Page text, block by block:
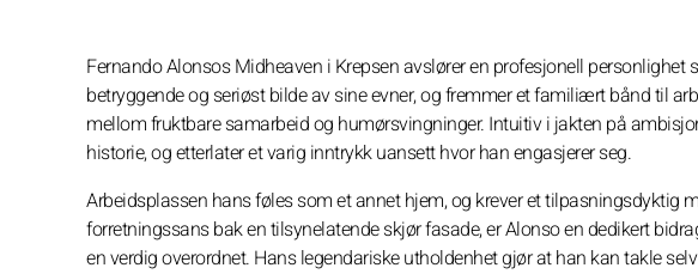
Fernando Alonsos Midheaven i Krepsen avslører en profesjonell
betryggende og seriøst bilde av sine evner, og fremmer et familiært bånd til
mellom fruktbare samarbeid og humørsvingninger. Intuitiv i jakten på
historie, og etterlater et varig inntrykk uansett hvor han engasjerer seg.
Arbeidsplassen hans føles som et annet hjem, og krever et tilpasningsdyktig
forretningssans bak en tilsynelatende skjør fasade, er Alonso en dedikert
en verdig overordnet. Hans legendariske utholdenhet gjør at han kan takle